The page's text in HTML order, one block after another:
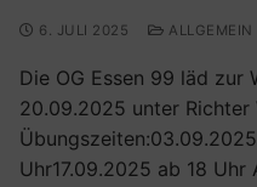
6. JULI 2025 ALLGEMEIN
Die OG Essen 99 läd zur
20.09.2025 unter Richter
Uhr17.09.2025 ab 18